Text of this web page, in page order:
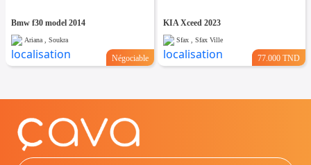
Bmw f30 model 2014
Ariana , Soukra
Négociable
KIA Xceed 2023
Sfax , Sfax Ville
77.000 TND